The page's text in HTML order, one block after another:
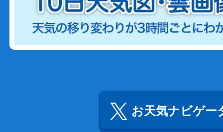
お天気ナビゲー